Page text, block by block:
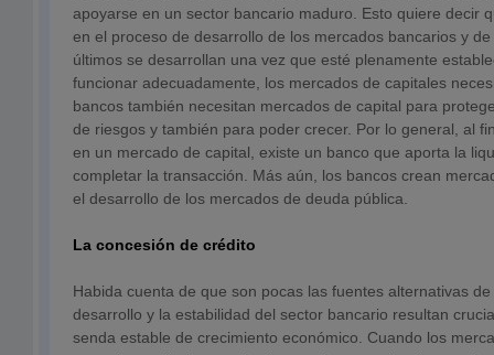
apoyarse en un sector bancario maduro. Esto quiere decir
en el proceso de desarrollo de los mercados bancarios y
últimos se desarrollan una vez que esté plenamente
funcionar adecuadamente, los mercados de capitales
bancos también necesitan mercados de capital para
de riesgos y también para poder crecer. Por lo general, al
en un mercado de capital, existe un banco que aporta la
completar la transacción. Más aún, los bancos crean
el desarrollo de los mercados de deuda pública.
La concesión de crédito
Habida cuenta de que son pocas las fuentes alternativas
desarrollo y la estabilidad del sector bancario resultan
senda estable de crecimiento económico. Cuando los